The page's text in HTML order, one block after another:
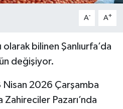
A- A+
olarak bilinen Şanlıurfa’da
değişiyor.
2026 Çarşamba
Zahireciler Pazarı’nda